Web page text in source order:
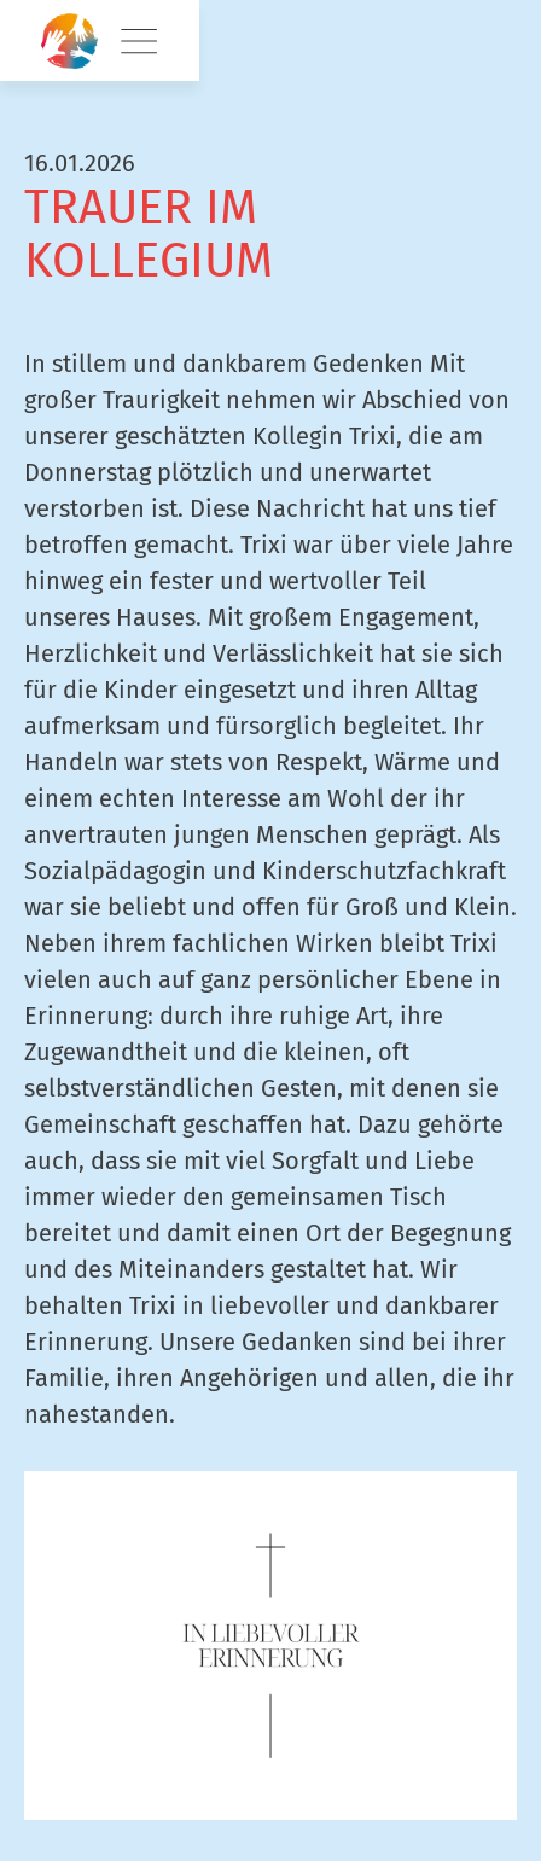
16.01.2026
TRAUER IM
KOLLEGIUM
In stillem und dankbarem Gedenken Mit
großer Traurigkeit nehmen wir Abschied von
unserer geschätzten Kollegin Trixi, die am
Donnerstag plötzlich und unerwartet
verstorben ist. Diese Nachricht hat uns tief
betroffen gemacht. Trixi war über viele Jahre
hinweg ein fester und wertvoller Teil
unseres Hauses. Mit großem Engagement,
Herzlichkeit und Verlässlichkeit hat sie sich
für die Kinder eingesetzt und ihren Alltag
aufmerksam und fürsorglich begleitet. Ihr
Handeln war stets von Respekt, Wärme und
einem echten Interesse am Wohl der ihr
anvertrauten jungen Menschen geprägt. Als
Sozialpädagogin und Kinderschutzfachkraft
war sie beliebt und offen für Groß und Klein.
Neben ihrem fachlichen Wirken bleibt Trixi
vielen auch auf ganz persönlicher Ebene in
Erinnerung: durch ihre ruhige Art, ihre
Zugewandtheit und die kleinen, oft
selbstverständlichen Gesten, mit denen sie
Gemeinschaft geschaffen hat. Dazu gehörte
auch, dass sie mit viel Sorgfalt und Liebe
immer wieder den gemeinsamen Tisch
bereitet und damit einen Ort der Begegnung
und des Miteinanders gestaltet hat. Wir
behalten Trixi in liebevoller und dankbarer
Erinnerung. Unsere Gedanken sind bei ihrer
Familie, ihren Angehörigen und allen, die ihr
nahestanden.